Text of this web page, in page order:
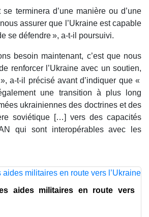
terminera d’une manière ou d’une
assurer que l’Ukraine est capable
se défendre », a-t-il poursuivi.
besoin maintenant, c’est que nous
renforcer l’Ukraine avec un soutien,
a-t-il précisé avant d’indiquer que «
une transition à plus long
ukrainiennes des doctrines et des
soviétique […] vers des capacités
qui sont interopérables avec les
aides militaires en route vers